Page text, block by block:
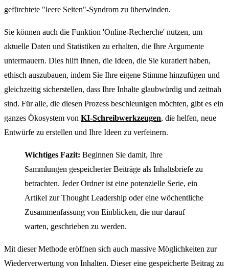
gefürchtete "leere Seiten"-Syndrom zu überwinden.
Sie können auch die Funktion 'Online-Recherche' nutzen, um
aktuelle Daten und Statistiken zu erhalten, die Ihre Argumente
untermauern. Dies hilft Ihnen, die Ideen, die Sie kuratiert haben,
ethisch auszubauen, indem Sie Ihre eigene Stimme hinzufügen und
gleichzeitig sicherstellen, dass Ihre Inhalte glaubwürdig und zeitnah
sind. Für alle, die diesen Prozess beschleunigen möchten, gibt es ein
ganzes Ökosystem von KI-Schreibwerkzeugen, die helfen, neue
Entwürfe zu erstellen und Ihre Ideen zu verfeinern.
Wichtiges Fazit: Beginnen Sie damit, Ihre
Sammlungen gespeicherter Beiträge als Inhaltsbriefe zu
betrachten. Jeder Ordner ist eine potenzielle Serie, ein
Artikel zur Thought Leadership oder eine wöchentliche
Zusammenfassung von Einblicken, die nur darauf
warten, geschrieben zu werden.
Mit dieser Methode eröffnen sich auch massive Möglichkeiten zur
Wiederverwertung von Inhalten. Dieser eine gespeicherte Beitrag zu